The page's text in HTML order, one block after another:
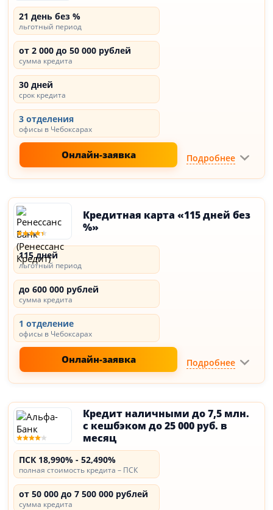
21 день без %
льготный период
от 2 000 до 50 000 рублей
сумма кредита
30 дней
срок кредита
3 отделения
офисы в Чебоксарах
Онлайн-заявка Подробнее
Кредитная карта «115 дней без
%»
115 дней
льготный период
до 600 000 рублей
сумма кредита
1 отделение
офисы в Чебоксарах
Онлайн-заявка Подробнее
Кредит наличными до 7,5 млн.
с кешбэком до 25 000 руб. в
месяц
ПСК 18,990% - 52,490%
полная стоимость кредита – ПСК
от 50 000 до 7 500 000 рублей
сумма кредита